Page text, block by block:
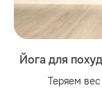
Йога для
Теряем